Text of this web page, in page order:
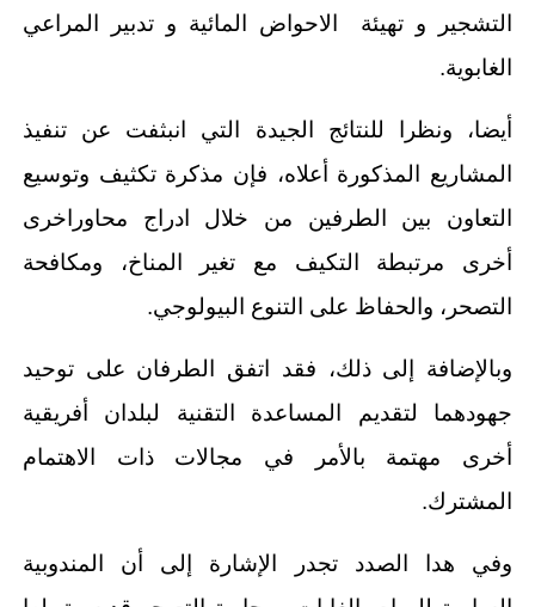
التشجير و تهيئة الاحواض المائية و تدبير المراعي
الغابوية.
أيضا، ونظرا للنتائج الجيدة التي انبثفت عن تنفيذ
المشاريع المذكورة أعلاه، فإن مذكرة تكثيف وتوسيع
التعاون بين الطرفين من خلال ادراج محاوراخرى
أخرى مرتبطة التكيف مع تغير المناخ، ومكافحة
التصحر، والحفاظ على التنوع البيولوجي.
وبالإضافة إلى ذلك، فقد اتفق الطرفان على توحيد
جهودهما لتقديم المساعدة التقنية لبلدان أفريقية
أخرى مهتمة بالأمر في مجالات ذات الاهتمام
المشترك.
وفي هدا الصدد تجدر الإشارة إلى أن المندوبية